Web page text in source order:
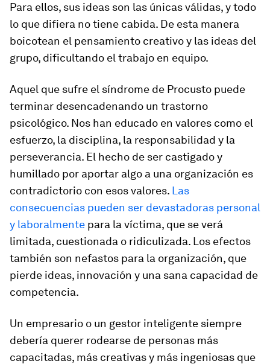
Para ellos, sus ideas son las únicas válidas, y todo
lo que difiera no tiene cabida. De esta manera
boicotean el pensamiento creativo y las ideas del
grupo, dificultando el trabajo en equipo.
Aquel que sufre el síndrome de Procusto puede
terminar desen­cadenando un trastorno
psicológico. Nos han educado en valores como el
esfuerzo, la disciplina, la responsabilidad y la
perseverancia. El hecho de ser castigado y
humillado por aportar algo a una organización es
contradictorio con esos valores. Las
consecuencias pueden ser devastadoras personal
y laboralmente para la víctima, que se verá
limitada, cuestionada o ridiculizada. Los efectos
también son nefastos para la organización, que
pierde ideas, innovación y una sana capacidad de
competencia.
Un empresario o un gestor inteligente siempre
debería querer rodearse de personas más
capacitadas, más creativas y más ingeniosas que